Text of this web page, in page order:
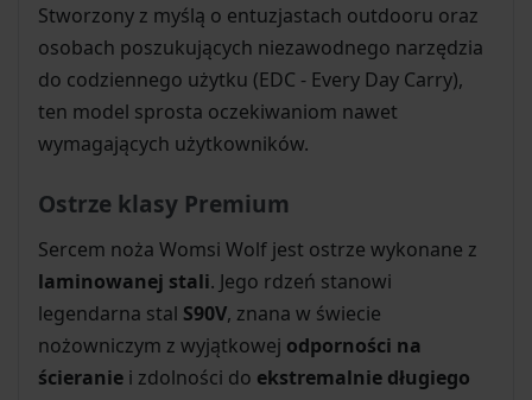
Stworzony z myślą o entuzjastach outdooru oraz
osobach poszukujących niezawodnego narzędzia
do codziennego użytku (EDC - Every Day Carry),
ten model sprosta oczekiwaniom nawet
wymagających użytkowników.
Ostrze klasy Premium
Sercem noża Womsi Wolf jest ostrze wykonane z
laminowanej stali. Jego rdzeń stanowi
legendarna stal S90V, znana w świecie
nożowniczym z wyjątkowej odporności na
ścieranie i zdolności do ekstremalnie długiego